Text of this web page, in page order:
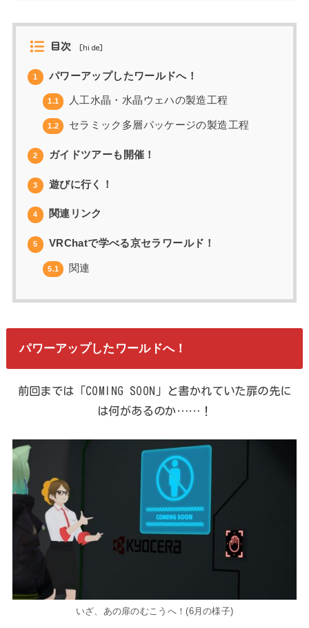
目次 [hide]
1 パワーアップしたワールドへ！
1.1 人工水晶・水晶ウェハの製造工程
1.2 セラミック多層パッケージの製造工程
2 ガイドツアーも開催！
3 遊びに行く！
4 関連リンク
5 VRChatで学べる京セラワールド！
5.1 関連
パワーアップしたワールドへ！
前回までは「COMING SOON」と書かれていた扉の先に
は何があるのか……！
いざ、あの扉のむこうへ！(6月の様子)